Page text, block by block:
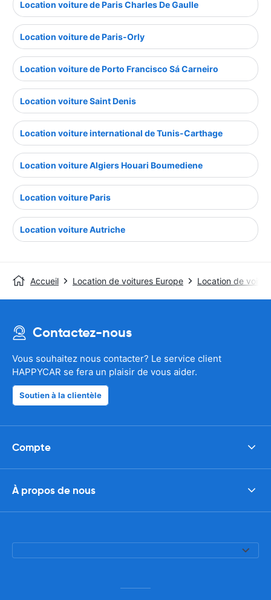
Location voiture de Paris Charles De Gaulle
Location voiture de Paris-Orly
Location voiture de Porto Francisco Sá Carneiro
Location voiture Saint Denis
Location voiture international de Tunis-Carthage
Location voiture Algiers Houari Boumediene
Location voiture Paris
Location voiture Autriche
Accueil Location de voitures Europe Location de
Contactez-nous
Vous souhaitez nous contacter? Le service client
HAPPYCAR se fera un plaisir de vous aider.
Soutien à la clientèle
Compte
À propos de nous